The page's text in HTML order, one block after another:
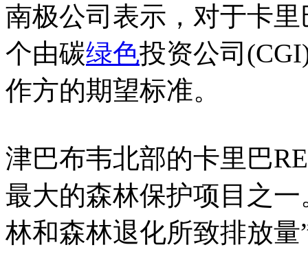
南极公司表示，对于卡
个由碳绿色投资公司
作方的期望标准。
津巴布韦北部的卡里巴
最大的森林保护项目之
林和森林退化所致排放量